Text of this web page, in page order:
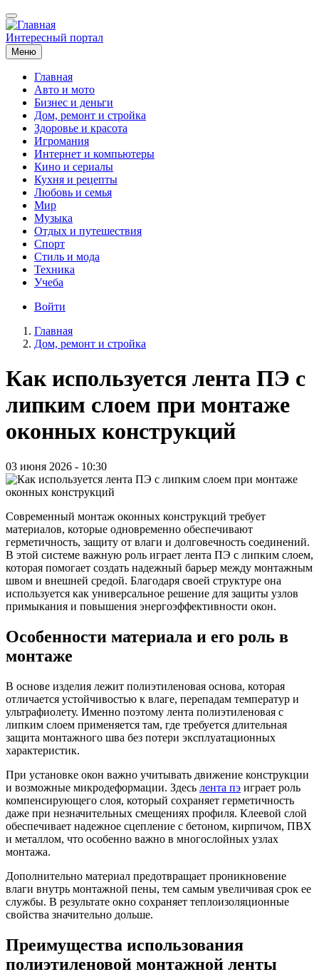
Перейти
к
основному
содержанию
Интересный портал
Меню
Основная
навигация
Главная
Авто и мото
Бизнес и деньги
Дом, ремонт и стройка
Здоровье и красота
Игромания
Интернет и компьютеры
Кино и сериалы
Кухня и рецепты
Любовь и семья
Мир
Музыка
Отдых и путешествия
Спорт
Стиль и мода
Техника
Учеба
Меню
записи
пользователя
Войти
Строка
навигации
Главная
Дом, ремонт и стройка
Как используется лента ПЭ с
липким слоем при монтаже
оконных конструкций
03 июня 2026 - 10:30
Современный монтаж оконных конструкций требует
материалов, которые одновременно обеспечивают
герметичность, защиту от влаги и долговечность соединений.
В этой системе важную роль играет лента ПЭ с липким слоем,
которая помогает создать надежный барьер между монтажным
швом и внешней средой. Благодаря своей структуре она
используется как универсальное решение для защиты узлов
примыкания и повышения энергоэффективности окон.
Особенности материала и его роль в
монтаже
В основе изделия лежит полиэтиленовая основа, которая
отличается устойчивостью к влаге, перепадам температур и
ультрафиолету. Именно поэтому лента полиэтиленовая с
липким слоем применяется там, где требуется длительная
защита монтажного шва без потери эксплуатационных
характеристик.
При установке окон важно учитывать движение конструкции
и возможные микродеформации. Здесь лента пэ играет роль
компенсирующего слоя, который сохраняет герметичность
даже при незначительных смещениях профиля. Клеевой слой
обеспечивает надежное сцепление с бетоном, кирпичом, ПВХ
и металлом, что особенно важно в многослойных узлах
монтажа.
Дополнительно материал предотвращает проникновение
влаги внутрь монтажной пены, тем самым увеличивая срок ее
службы. В результате окно сохраняет теплоизоляционные
свойства значительно дольше.
Преимущества использования
полиэтиленовой монтажной ленты